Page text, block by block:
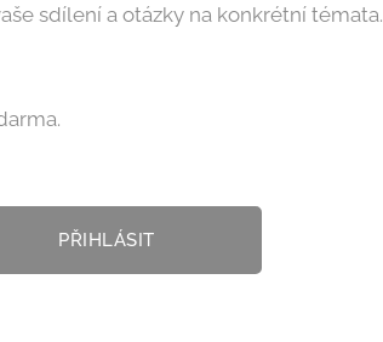
sdílení a otázky na konkrétní témata.
PŘIHLÁSIT